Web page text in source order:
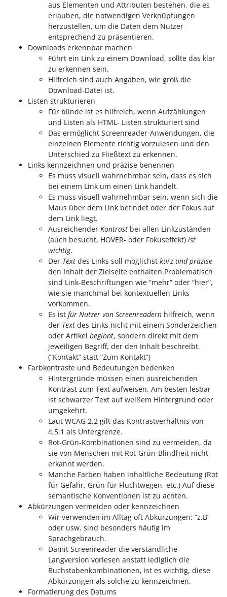
aus Elementen und Attributen bestehen, die es
erlauben, die notwendigen Verknüpfungen
herzustellen, um die Daten dem Nutzer
entsprechend zu präsentieren.
Downloads erkennbar machen
Führt ein Link zu einem Download, sollte das klar
zu erkennen sein.
Hilfreich sind auch Angaben, wie groß die
Download-Datei ist.
Listen strukturieren
Für blinde ist es hilfreich, wenn Aufzählungen
und Listen als HTML- Listen strukturiert sind
Das ermöglicht Screenreader-Anwendungen, die
einzelnen Elemente richtig vorzulesen und den
Unterschied zu Fließtext zu erkennen.
Links kennzeichnen und präzise benennen
Es muss visuell wahrnehmbar sein, dass es sich
bei einem Link um einen Link handelt.
Es muss visuell wahrnehmbar sein, wenn sich die
Maus über dem Link befindet oder der Fokus auf
dem Link liegt.
Ausreichender Kontrast bei allen Linkzuständen
(auch besucht, HOVER- oder Fokuseffekt) ist
wichtig.
Der Text des Links soll möglichst kurz und präzise
den Inhalt der Zielseite enthalten.Problematisch
sind Link-Beschriftungen wie “mehr” oder “hier”,
wie sie manchmal bei kontextuellen Links
vorkommen.
Es ist für Nutzer von Screenreadern hilfreich, wenn
der Text des Links nicht mit einem Sonderzeichen
oder Artikel beginnt, sondern direkt mit dem
jeweiligen Begriff, der den Inhalt beschreibt.
(“Kontakt” statt “Zum Kontakt”)
Farbkontraste und Bedeutungen bedenken
Hintergründe müssen einen ausreichenden
Kontrast zum Text aufweisen. Am besten lesbar
ist schwarzer Text auf weißem Hintergrund oder
umgekehrt.
Laut WCAG 2.2 gilt das Kontrastverhältnis von
4,5:1 als Untergrenze.
Rot-Grün-Kombinationen sind zu vermeiden, da
sie von Menschen mit Rot-Grün-Blindheit nicht
erkannt werden.
Manche Farben haben inhaltliche Bedeutung (Rot
für Gefahr, Grün für Fluchtwegen, etc.) Auf diese
semantische Konventionen ist zu achten.
Abkürzungen vermeiden oder kennzeichnen
Wir verwenden im Alltag oft Abkürzungen: “z.B”
oder usw. sind besonders häufig im
Sprachgebrauch.
Damit Screenreader die verständliche
Langversion vorlesen anstatt lediglich die
Buchstabenkombinationen, ist es wichtig, diese
Abkürzungen als solche zu kennzeichnen.
Formatierung des Datums